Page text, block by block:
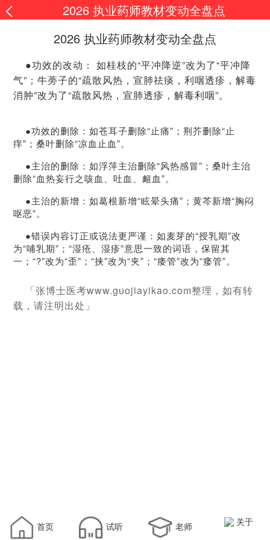
2026 执业药师教材变动全盘点
2026 执业药师教材变动全盘点
●功效的改动： 如桂枝的“平冲降逆”改为了“平冲降
气”；牛蒡子的“疏散风热，宣肺祛痰，利咽透疹，解毒
消肿”改为了“疏散风热，宣肺透疹，解毒利咽”。
●功效的删除：如苍耳子删除“止痛”；荆芥删除“止
痒”；桑叶删除“凉血止血”。
●主治的删除：如浮萍主治删除“风热感冒”；桑叶主治
删除“血热妄行之咳血、吐血、衄血”。
●主治的新增：如葛根新增“眩晕头痛”；黄芩新增“胸闷
呕恶”。
●错误内容订正或说法更严谨：如麦芽的“授乳期”改
为“哺乳期”；“湿疮、湿疹”意思一致的词语，保留其
一；“?”改为“歪”；“挟”改为“夹”；“痿管”改为“瘘管”。
「张博士医考www.guojiayikao.com整理，如有转
载，请注明出处」
首页 试听 老师 关于